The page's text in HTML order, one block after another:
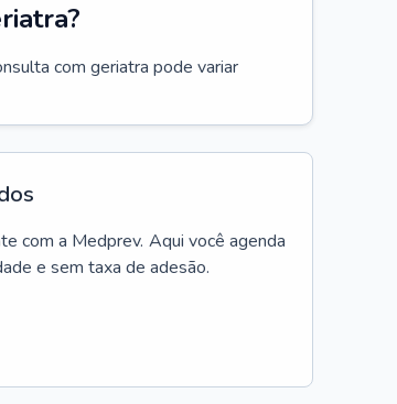
com geriatra pode variar
com a Medprev. Aqui você agenda
e sem taxa de adesão.